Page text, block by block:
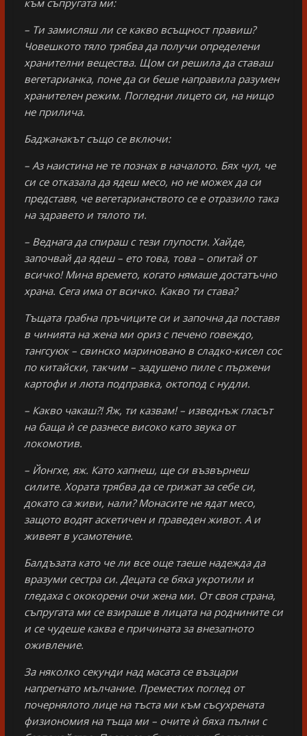
към съпругата ми:
– Ти замисляш ли се какво всъщност правиш?
Човешкото тяло трябва да получи определени
хранителни вещества. Щом си решила да ставаш
вегетарианка, поне да си беше направила разумен
хранителен режим. Погледни лицето си, на нищо
не прилича.
Баджанакът също се включи:
– Аз наистина не те познах в началото. Бях чул, че
си се отказала да ядеш месо, но не можех да си
представя, че вегетарианството се е отразило така
на здравето и тялото ти.
– Веднага да спираш с тези глупости. Хайде,
започвай да ядеш – ето това, това – опитай от
всичко! Мина времето, когато нямаше достатъчно
храна. Сега има от всичко. Какво ти става?
Тъщата грабна пръчиците си и започна да поставя
в чинията на жена ми ориз с печено говеждо,
тангсуюк – свинско мариновано в сладко-кисел сос
по китайски, такчим – задушено пиле с пържени
картофи и люта подправка, октопод с нудли.
– Какво чакаш?! Яж, ти казвам! – изведнъж гласът
на баща ѝ се разнесе високо като звука от
локомотив.
– Йонгхе, яж. Като хапнеш, ще си възвърнеш
силите. Хората трябва да се грижат за себе си,
докато са живи, нали? Монасите не ядат месо,
защото водят аскетичен и праведен живот. А и
живеят в усамотение.
Балдъзата като че ли все още таеше надежда да
вразуми сестра си. Децата се бяха укротили и
гледаха с ококорени очи жена ми. От своя страна,
съпругата ми се взираше в лицата на роднините си
и се чудеше каква е причината за внезапното
оживление.
За няколко секунди над масата се възцари
напрегнато мълчание. Преместих поглед от
почернялото лице на тъста ми към съсухрената
физиономия на тъща ми – очите ѝ бяха пълни с